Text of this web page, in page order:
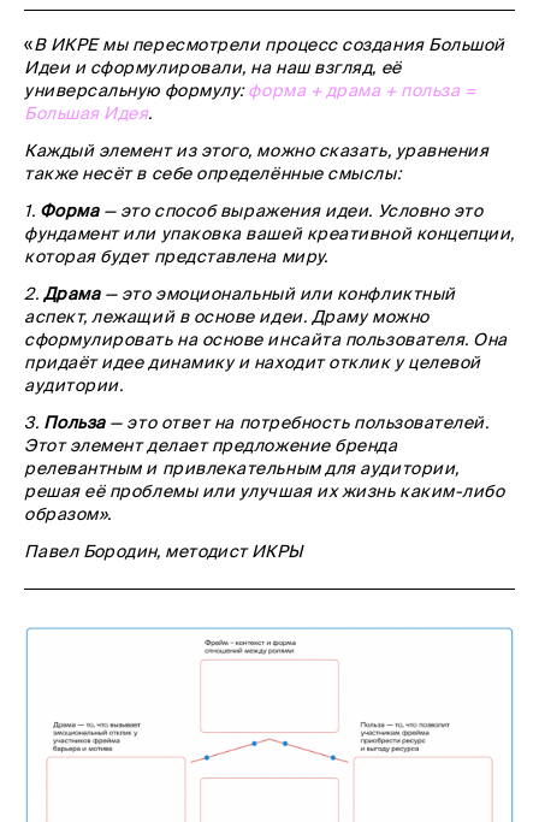
«В ИКРЕ мы пересмотрели процесс создания Большой
Идеи и сформулировали, на наш взгляд, её
универсальную формулу: форма + драма + польза =
Большая Идея.
Каждый элемент из этого, можно сказать, уравнения
также несёт в себе определённые смыслы:
1. Форма — это способ выражения идеи. Условно это
фундамент или упаковка вашей креативной концепции,
которая будет представлена миру.
2. Драма — это эмоциональный или конфликтный
аспект, лежащий в основе идеи. Драму можно
сформулировать на основе инсайта пользователя. Она
придаёт идее динамику и находит отклик у целевой
аудитории.
3. Польза — это ответ на потребность пользователей.
Этот элемент делает предложение бренда
релевантным и привлекательным для аудитории,
решая её проблемы или улучшая их жизнь каким-либо
образом».
Павел Бородин, методист ИКРЫ